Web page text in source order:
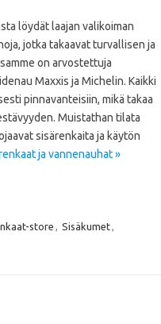
löydät laajan valikoiman
jotka takaavat turvallisen ja
on arvostettuja
Maxxis ja Michelin. Kaikki
pinnavanteisiin, mikä takaa
Muistathan tilata
sisärenkaita ja käytön
ja vannenauhat »
store , Sisäkumet,